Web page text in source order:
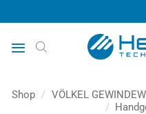
Inhalt
springen
Shop / VÖLKEL
/